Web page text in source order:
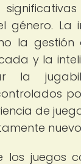
género. La
la gestión
y la
la
de
los juegos